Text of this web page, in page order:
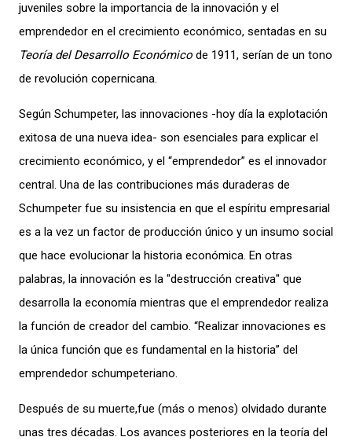
juveniles sobre la importancia de la innovación y el
emprendedor en el crecimiento económico, sentadas en su
Teoría del Desarrollo Económico de 1911, serían de un tono
de revolución copernicana.
Según Schumpeter, las innovaciones -hoy día la explotación
exitosa de una nueva idea- son esenciales para explicar el
crecimiento económico, y el “emprendedor” es el innovador
central. Una de las contribuciones más duraderas de
Schumpeter fue su insistencia en que el espíritu empresarial
es a la vez un factor de producción único y un insumo social
que hace evolucionar la historia económica. En otras
palabras, la innovación es la "destrucción creativa" que
desarrolla la economía mientras que el emprendedor realiza
la función de creador del cambio. “Realizar innovaciones es
la única función que es fundamental en la historia” del
emprendedor schumpeteriano.
Después de su muerte,fue (más o menos) olvidado durante
unas tres décadas. Los avances posteriores en la teoría del